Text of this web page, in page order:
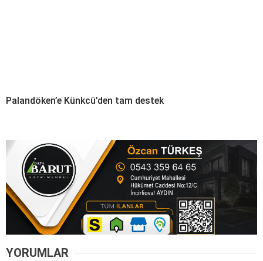
Palandöken’e Künkcü’den tam destek
YORUMLAR